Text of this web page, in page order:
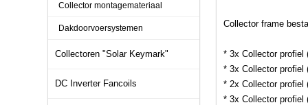
Collector montagemateriaal
Dakdoorvoersystemen
Collectoren "Solar Keymark"
DC Inverter Fancoils
Collector frame
* 3x Collector profiel
* 3x Collector profiel
* 2x Collector profiel
* 3x Collector profiel